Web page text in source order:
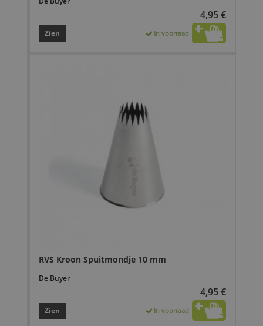
4,95 €
Zien In voorraad
RVS Kroon Spuitmondje 10 mm
De Buyer
4,95 €
Zien In voorraad